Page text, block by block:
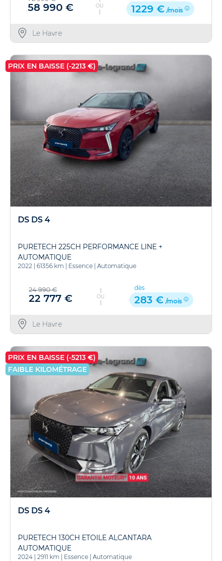
58 990 € OU 1229 € /mois
Le Havre
PRIX EN BAISSE (-2213 €)
DS DS 4
PURETECH 225CH PERFORMANCE LINE +
AUTOMATIQUE
2022 61356 km Essence Automatique
24 990 €
22 777 € OU
dès
283 € /mois
Le Havre
PRIX EN BAISSE (-5213 €)
FAIBLE KILOMÉTRAGE
DS DS 4
PURETECH 130CH ETOILE ALCANTARA
AUTOMATIQUE
2024 2911 km Essence Automatique